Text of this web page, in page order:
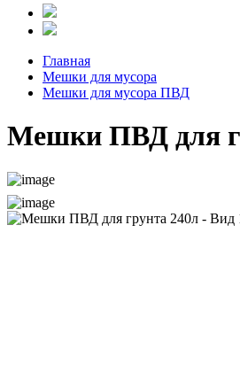
Главная
Мешки для мусора
Мешки для мусора ПВД
Мешки ПВД для